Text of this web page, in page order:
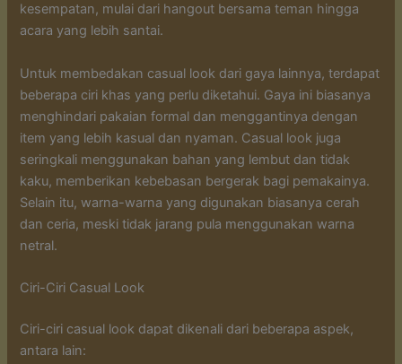
kesempatan, mulai dari hangout bersama teman hingga
acara yang lebih santai.
Untuk membedakan casual look dari gaya lainnya, terdapat
beberapa ciri khas yang perlu diketahui. Gaya ini biasanya
menghindari pakaian formal dan menggantinya dengan
item yang lebih kasual dan nyaman. Casual look juga
seringkali menggunakan bahan yang lembut dan tidak
kaku, memberikan kebebasan bergerak bagi pemakainya.
Selain itu, warna-warna yang digunakan biasanya cerah
dan ceria, meski tidak jarang pula menggunakan warna
netral.
Ciri-Ciri Casual Look
Ciri-ciri casual look dapat dikenali dari beberapa aspek,
antara lain: